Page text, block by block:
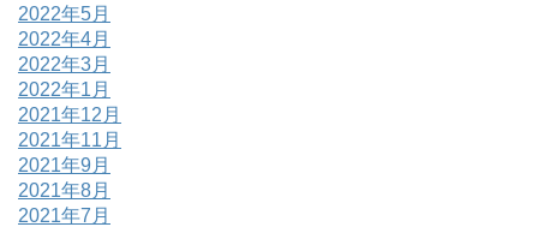
2022年5月
2022年4月
2022年3月
2022年1月
2021年12月
2021年11月
2021年9月
2021年8月
2021年7月